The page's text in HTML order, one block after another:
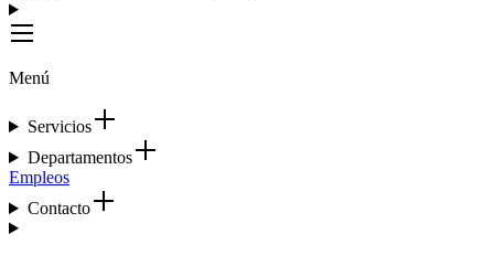
Menú
Servicios
Departamentos
Empleos
Contacto